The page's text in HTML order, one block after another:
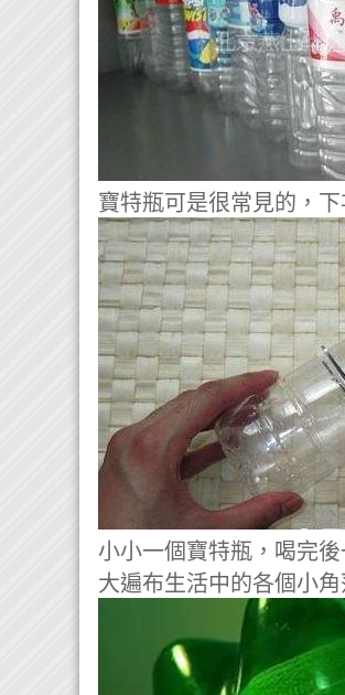
寶特瓶可是很常見的，
小小一個寶特瓶，喝完
大遍布生活中的各個小角